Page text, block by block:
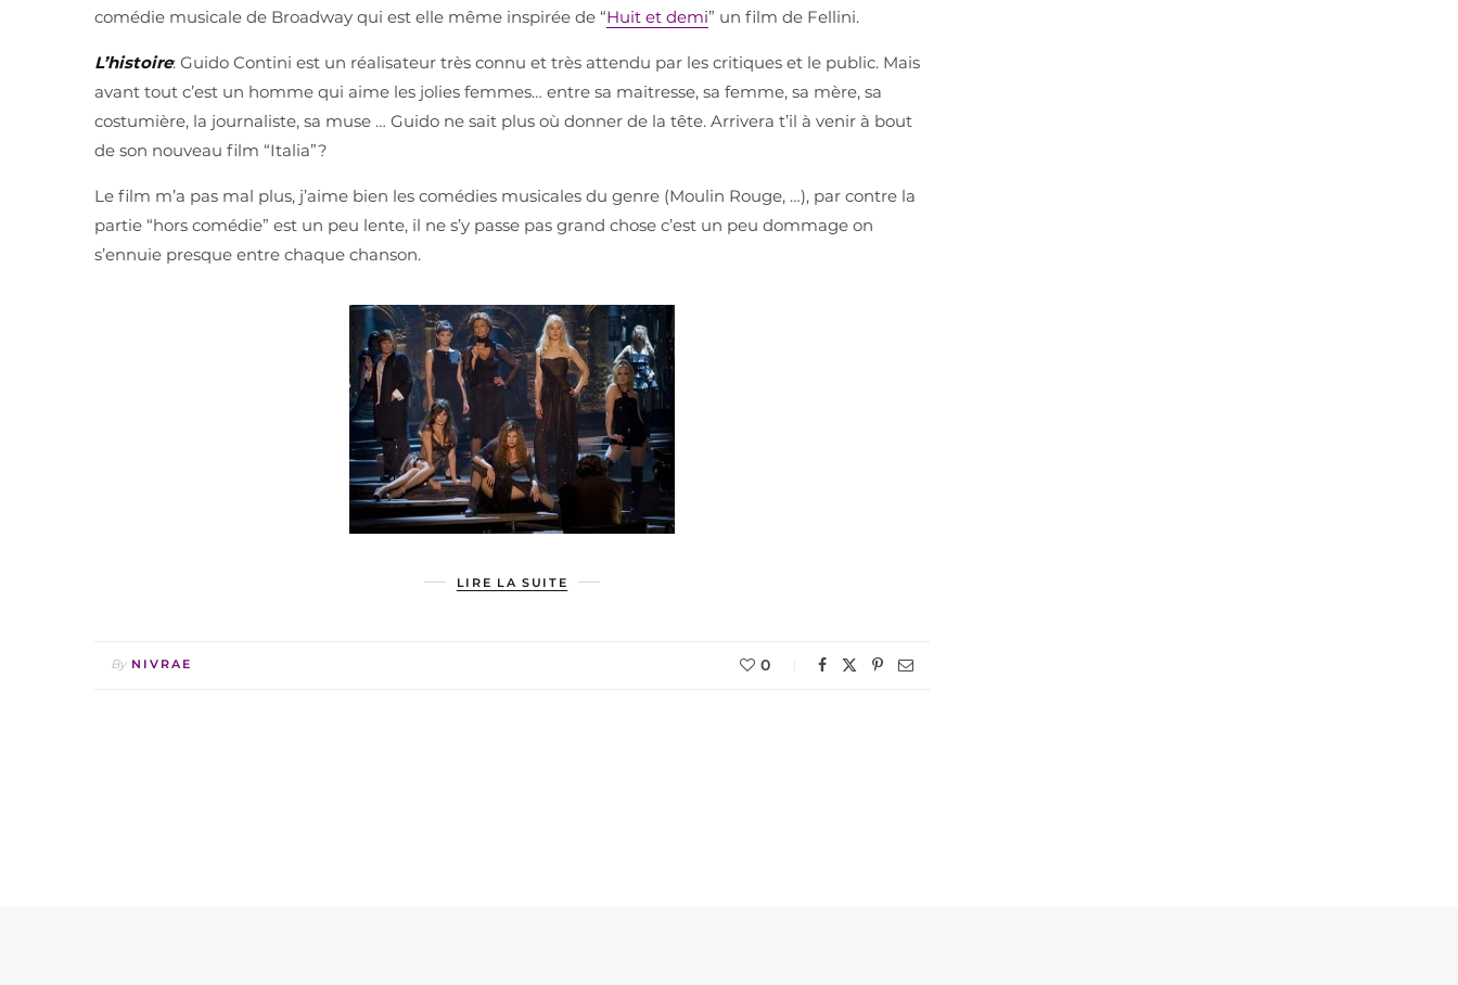
comédie musicale de Broadway qui est elle même inspirée de “Huit et demi” un film de Fellini.
L’histoire: Guido Contini est un réalisateur très connu et très attendu par les critiques et le public. Mais
avant tout c’est un homme qui aime les jolies femmes… entre sa maitresse, sa femme, sa mère, sa
costumière, la journaliste, sa muse … Guido ne sait plus où donner de la tête. Arrivera t’il à venir à bout
de son nouveau film “Italia”?
Le film m’a pas mal plus, j’aime bien les comédies musicales du genre (Moulin Rouge, …), par contre la
partie “hors comédie” est un peu lente, il ne s’y passe pas grand chose c’est un peu dommage on
s’ennuie presque entre chaque chanson.
LIRE LA SUITE
By NIVRAE 0